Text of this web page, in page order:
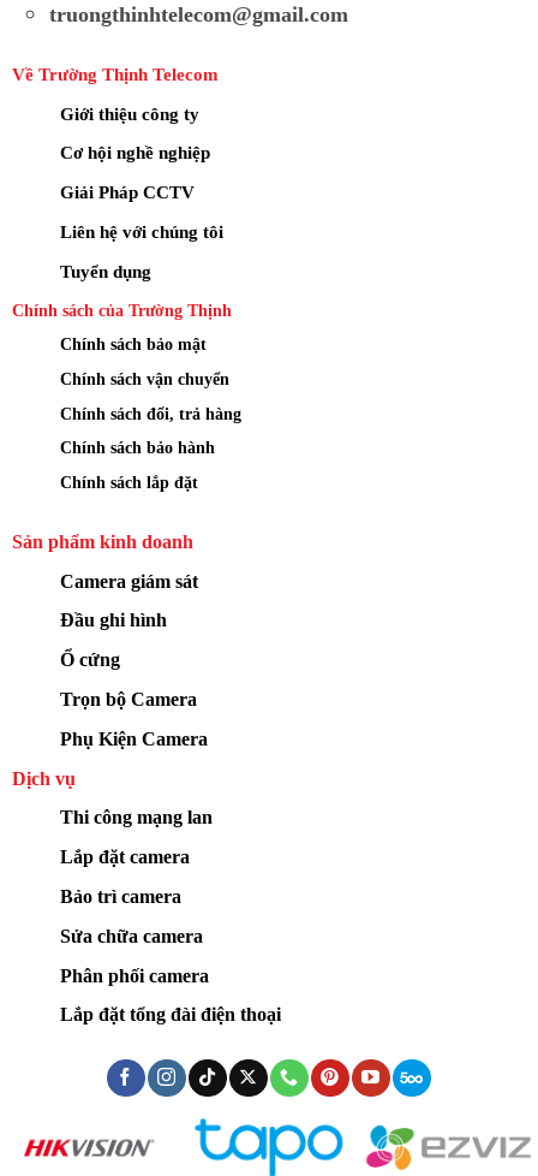
truongthinhtelecom@gmail.com
Về Trường Thịnh Telecom
Giới thiệu công ty
Cơ hội nghề nghiệp
Giải Pháp CCTV
Liên hệ với chúng tôi
Tuyển dụng
Chính sách của Trường Thịnh
Chính sách bảo mật
Chính sách vận chuyển
Chính sách đổi, trả hàng
Chính sách bảo hành
Chính sách lắp đặt
Sản phẩm kinh doanh
Camera giám sát
Đầu ghi hình
Ổ cứng
Trọn bộ Camera
Phụ Kiện Camera
Dịch vụ
Thi công mạng lan
Lắp đặt camera
Bảo trì camera
Sửa chữa camera
Phân phối camera
Lắp đặt tổng đài điện thoại